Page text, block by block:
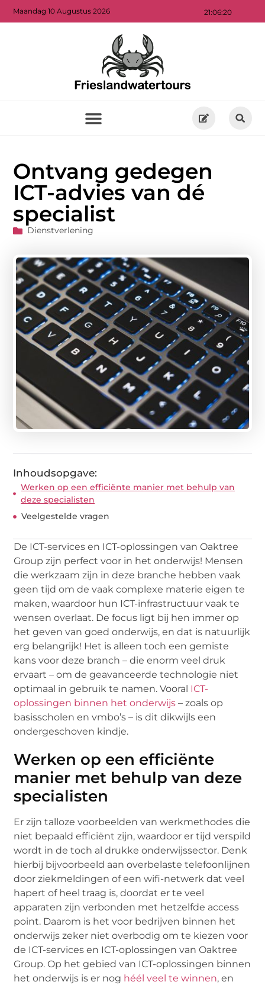
21:06:21
Maandag 10 Augustus 2026
Ontvang gedegen
ICT-advies van dé
specialist
Dienstverlening
Inhoudsopgave:
Werken op een efficiënte manier met behulp van
deze specialisten
Veelgestelde vragen
De ICT-services en ICT-oplossingen van Oaktree
Group zijn perfect voor in het onderwijs! Mensen
die werkzaam zijn in deze branche hebben vaak
geen tijd om de vaak complexe materie eigen te
maken, waardoor hun ICT-infrastructuur vaak te
wensen overlaat. De focus ligt bij hen immer op
het geven van goed onderwijs, en dat is natuurlijk
erg belangrijk! Het is alleen toch een gemiste
kans voor deze branch – die enorm veel druk
ervaart – om de geavanceerde technologie niet
optimaal in gebruik te namen. Vooral ICT-
oplossingen binnen het onderwijs – zoals op
basisscholen en vmbo’s – is dit dikwijls een
ondergeschoven kindje.
Werken op een efficiënte
manier met behulp van deze
specialisten
Er zijn talloze voorbeelden van werkmethodes die
niet bepaald efficiënt zijn, waardoor er tijd verspild
wordt in de toch al drukke onderwijssector. Denk
hierbij bijvoorbeeld aan overbelaste telefoonlijnen
door ziekmeldingen of een wifi-netwerk dat veel
hapert of heel traag is, doordat er te veel
apparaten zijn verbonden met hetzelfde access
point. Daarom is het voor bedrijven binnen het
onderwijs zeker niet overbodig om te kiezen voor
de ICT-services en ICT-oplossingen van Oaktree
Group. Op het gebied van ICT-oplossingen binnen
het onderwijs is er nog héél veel te winnen, en